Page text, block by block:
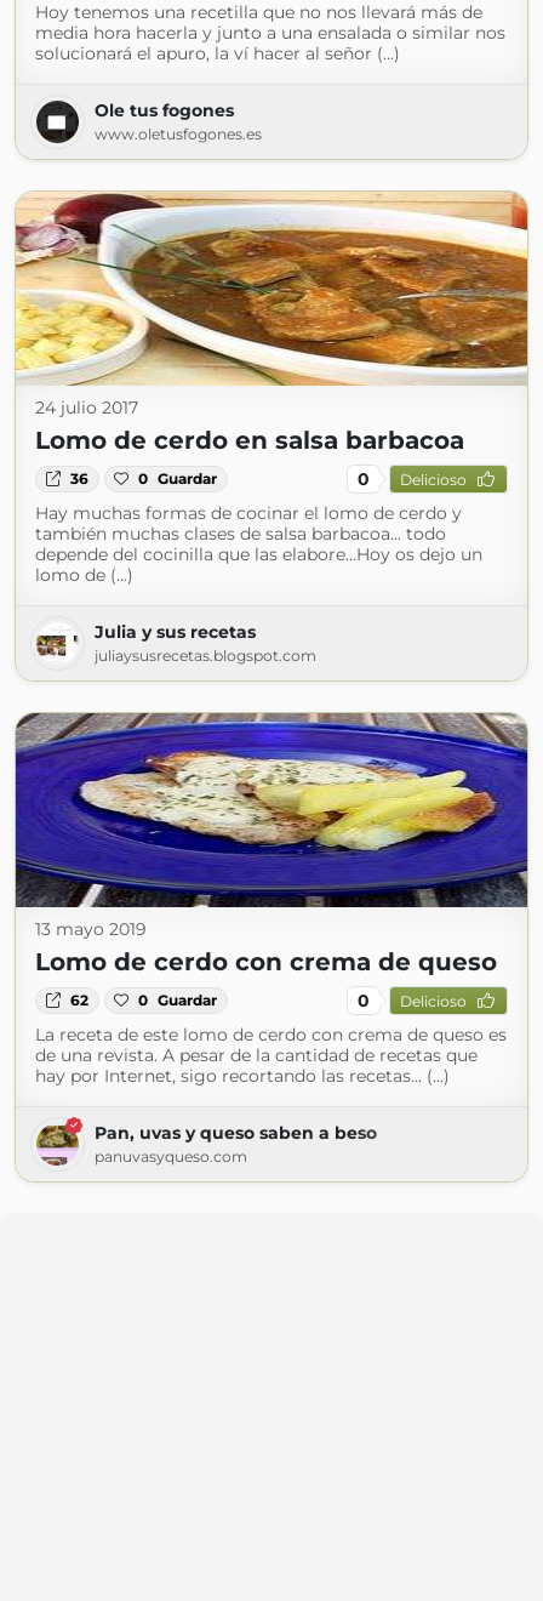
Hoy tenemos una recetilla que no nos llevará más de
media hora hacerla y junto a una ensalada o similar nos
solucionará el apuro, la ví hacer al señor (...)
Ole tus fogones
www.oletusfogones.es
24 julio 2017
Lomo de cerdo en salsa barbacoa
36 0 Guardar 0 Delicioso
Hay muchas formas de cocinar el lomo de cerdo y
también muchas clases de salsa barbacoa... todo
depende del cocinilla que las elabore...Hoy os dejo un
lomo de (...)
Julia y sus recetas
juliaysusrecetas.blogspot.com
13 mayo 2019
Lomo de cerdo con crema de queso
62 0 Guardar 0 Delicioso
La receta de este lomo de cerdo con crema de queso es
de una revista. A pesar de la cantidad de recetas que
hay por Internet, sigo recortando las recetas... (...)
Pan, uvas y queso saben a beso
panuvasyqueso.com